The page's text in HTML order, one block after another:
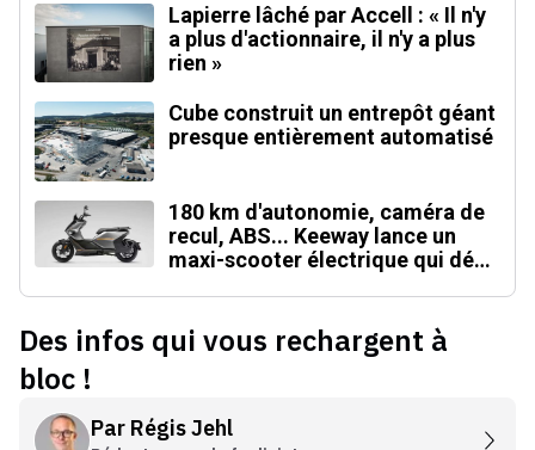
Lapierre lâché par Accell : « Il n'y
a plus d'actionnaire, il n'y a plus
rien »
Cube construit un entrepôt géant
presque entièrement automatisé
180 km d'autonomie, caméra de
recul, ABS... Keeway lance un
maxi-scooter électrique qui défie
Des infos qui vous rechargent à
bloc !
Par Régis Jehl